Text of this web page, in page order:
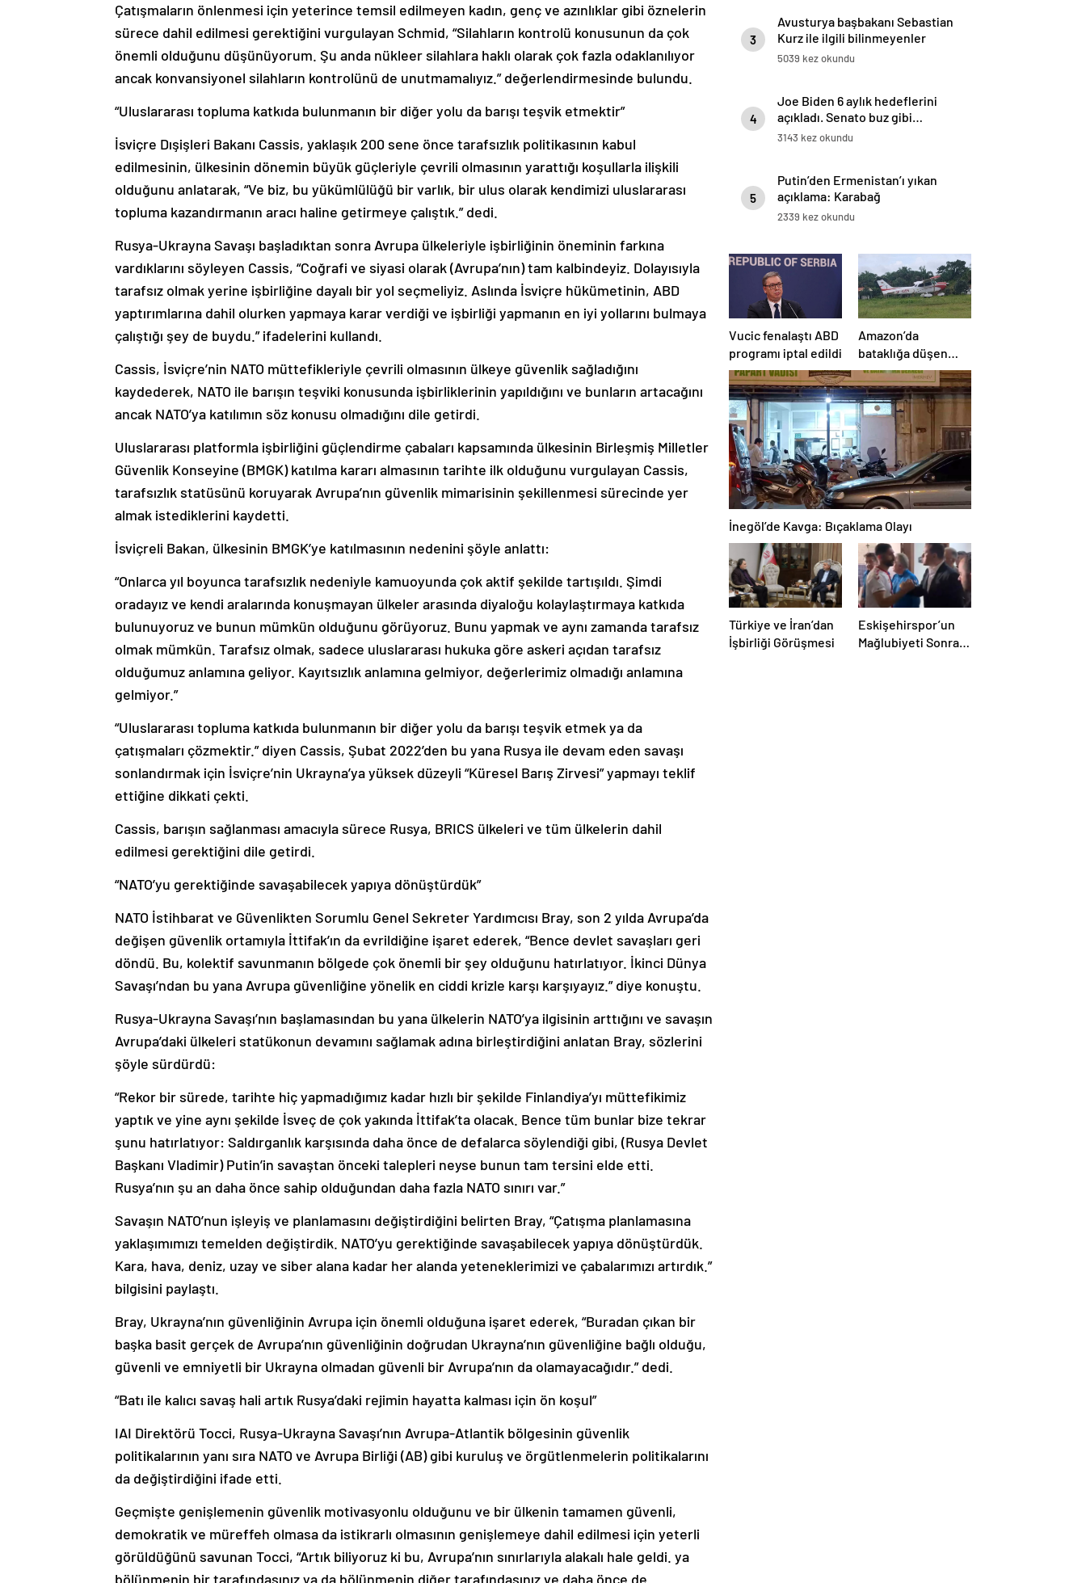
Çatışmaların önlenmesi için yeterince temsil edilmeyen kadın, genç ve azınlıklar gibi öznelerin
sürece dahil edilmesi gerektiğini vurgulayan Schmid, “Silahların kontrolü konusunun da çok
önemli olduğunu düşünüyorum. Şu anda nükleer silahlara haklı olarak çok fazla odaklanılıyor
ancak konvansiyonel silahların kontrolünü de unutmamalıyız.” değerlendirmesinde bulundu.
“Uluslararası topluma katkıda bulunmanın bir diğer yolu da barışı teşvik etmektir”
İsviçre Dışişleri Bakanı Cassis, yaklaşık 200 sene önce tarafsızlık politikasının kabul
edilmesinin, ülkesinin dönemin büyük güçleriyle çevrili olmasının yarattığı koşullarla ilişkili
olduğunu anlatarak, “Ve biz, bu yükümlülüğü bir varlık, bir ulus olarak kendimizi uluslararası
topluma kazandırmanın aracı haline getirmeye çalıştık.” dedi.
Rusya-Ukrayna Savaşı başladıktan sonra Avrupa ülkeleriyle işbirliğinin öneminin farkına
vardıklarını söyleyen Cassis, “Coğrafi ve siyasi olarak (Avrupa’nın) tam kalbindeyiz. Dolayısıyla
tarafsız olmak yerine işbirliğine dayalı bir yol seçmeliyiz. Aslında İsviçre hükümetinin, ABD
yaptırımlarına dahil olurken yapmaya karar verdiği ve işbirliği yapmanın en iyi yollarını bulmaya
çalıştığı şey de buydu.” ifadelerini kullandı.
Cassis, İsviçre’nin NATO müttefikleriyle çevrili olmasının ülkeye güvenlik sağladığını
kaydederek, NATO ile barışın teşviki konusunda işbirliklerinin yapıldığını ve bunların artacağını
ancak NATO’ya katılımın söz konusu olmadığını dile getirdi.
Uluslararası platformla işbirliğini güçlendirme çabaları kapsamında ülkesinin Birleşmiş Milletler
Güvenlik Konseyine (BMGK) katılma kararı almasının tarihte ilk olduğunu vurgulayan Cassis,
tarafsızlık statüsünü koruyarak Avrupa’nın güvenlik mimarisinin şekillenmesi sürecinde yer
almak istediklerini kaydetti.
İsviçreli Bakan, ülkesinin BMGK’ye katılmasının nedenini şöyle anlattı:
“Onlarca yıl boyunca tarafsızlık nedeniyle kamuoyunda çok aktif şekilde tartışıldı. Şimdi
oradayız ve kendi aralarında konuşmayan ülkeler arasında diyaloğu kolaylaştırmaya katkıda
bulunuyoruz ve bunun mümkün olduğunu görüyoruz. Bunu yapmak ve aynı zamanda tarafsız
olmak mümkün. Tarafsız olmak, sadece uluslararası hukuka göre askeri açıdan tarafsız
olduğumuz anlamına geliyor. Kayıtsızlık anlamına gelmiyor, değerlerimiz olmadığı anlamına
gelmiyor.”
“Uluslararası topluma katkıda bulunmanın bir diğer yolu da barışı teşvik etmek ya da
çatışmaları çözmektir.” diyen Cassis, Şubat 2022’den bu yana Rusya ile devam eden savaşı
sonlandırmak için İsviçre’nin Ukrayna’ya yüksek düzeyli “Küresel Barış Zirvesi” yapmayı teklif
ettiğine dikkati çekti.
Cassis, barışın sağlanması amacıyla sürece Rusya, BRICS ülkeleri ve tüm ülkelerin dahil
edilmesi gerektiğini dile getirdi.
“NATO’yu gerektiğinde savaşabilecek yapıya dönüştürdük”
NATO İstihbarat ve Güvenlikten Sorumlu Genel Sekreter Yardımcısı Bray, son 2 yılda Avrupa’da
değişen güvenlik ortamıyla İttifak’ın da evrildiğine işaret ederek, “Bence devlet savaşları geri
döndü. Bu, kolektif savunmanın bölgede çok önemli bir şey olduğunu hatırlatıyor. İkinci Dünya
Savaşı’ndan bu yana Avrupa güvenliğine yönelik en ciddi krizle karşı karşıyayız.” diye konuştu.
Rusya-Ukrayna Savaşı’nın başlamasından bu yana ülkelerin NATO’ya ilgisinin arttığını ve savaşın
Avrupa’daki ülkeleri statükonun devamını sağlamak adına birleştirdiğini anlatan Bray, sözlerini
şöyle sürdürdü:
“Rekor bir sürede, tarihte hiç yapmadığımız kadar hızlı bir şekilde Finlandiya’yı müttefikimiz
yaptık ve yine aynı şekilde İsveç de çok yakında İttifak’ta olacak. Bence tüm bunlar bize tekrar
şunu hatırlatıyor: Saldırganlık karşısında daha önce de defalarca söylendiği gibi, (Rusya Devlet
Başkanı Vladimir) Putin’in savaştan önceki talepleri neyse bunun tam tersini elde etti.
Rusya’nın şu an daha önce sahip olduğundan daha fazla NATO sınırı var.”
Savaşın NATO’nun işleyiş ve planlamasını değiştirdiğini belirten Bray, “Çatışma planlamasına
yaklaşımımızı temelden değiştirdik. NATO’yu gerektiğinde savaşabilecek yapıya dönüştürdük.
Kara, hava, deniz, uzay ve siber alana kadar her alanda yeteneklerimizi ve çabalarımızı artırdık.”
bilgisini paylaştı.
Bray, Ukrayna’nın güvenliğinin Avrupa için önemli olduğuna işaret ederek, “Buradan çıkan bir
başka basit gerçek de Avrupa’nın güvenliğinin doğrudan Ukrayna’nın güvenliğine bağlı olduğu,
güvenli ve emniyetli bir Ukrayna olmadan güvenli bir Avrupa’nın da olamayacağıdır.” dedi.
“Batı ile kalıcı savaş hali artık Rusya’daki rejimin hayatta kalması için ön koşul”
IAI Direktörü Tocci, Rusya-Ukrayna Savaşı’nın Avrupa-Atlantik bölgesinin güvenlik
politikalarının yanı sıra NATO ve Avrupa Birliği (AB) gibi kuruluş ve örgütlenmelerin politikalarını
da değiştirdiğini ifade etti.
Geçmişte genişlemenin güvenlik motivasyonlu olduğunu ve bir ülkenin tamamen güvenli,
demokratik ve müreffeh olmasa da istikrarlı olmasının genişlemeye dahil edilmesi için yeterli
görüldüğünü savunan Tocci, “Artık biliyoruz ki bu, Avrupa’nın sınırlarıyla alakalı hale geldi. ya
bölünmenin bir tarafındasınız ya da bölünmenin diğer tarafındasınız ve daha önce de
3
Avusturya başbakanı Sebastian
Kurz ile ilgili bilinmeyenler
5039 kez okundu
4
Joe Biden 6 aylık hedeflerini
açıkladı. Senato buz gibi…
3143 kez okundu
5
Putin’den Ermenistan’ı yıkan
açıklama: Karabağ
Azerbaycan’ın ayrılmaz bir
2339 kez okundu
Vucic fenalaştı ABD
programı iptal edildi
Amazon’da
bataklığa düşen
uçağın yolcuları, 36
saat kurtarılmayı
bekledi
İnegöl’de Kavga: Bıçaklama Olayı
Türkiye ve İran’dan
İşbirliği Görüşmesi
Eskişehirspor’un
Mağlubiyeti Sonrası